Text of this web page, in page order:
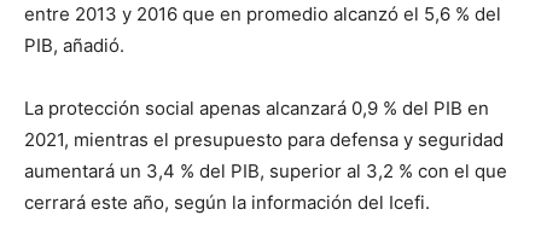
entre 2013 y 2016 que en promedio alcanzó el 5,6 % del
PIB, añadió.
La protección social apenas alcanzará 0,9 % del PIB en
2021, mientras el presupuesto para defensa y seguridad
aumentará un 3,4 % del PIB, superior al 3,2 % con el que
cerrará este año, según la información del Icefi.